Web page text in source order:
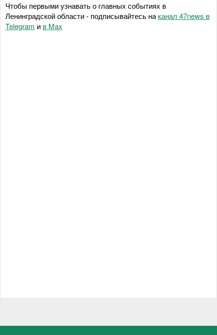
Чтобы первыми узнавать о главных событиях в
Ленинградской области - подписывайтесь на канал 47news в
Telegram и в Maх